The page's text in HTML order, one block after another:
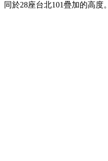
同於28座台北101疊加的高度。